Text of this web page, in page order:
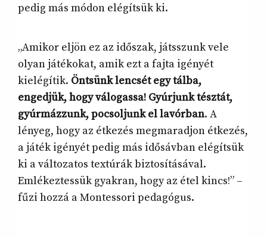
pedig más módon elégítsük ki.
„Amikor eljön ez az időszak, játsszunk vele
olyan játékokat, amik ezt a fajta igényét
kielégítik. Öntsünk lencsét egy tálba,
engedjük, hogy válogassa! Gyúrjunk tésztát,
gyúrmázzunk, pocsoljunk el lavórban. A
lényeg, hogy az étkezés megmaradjon étkezés,
a játék igényét pedig más idősávban elégítsük
ki a változatos textúrák biztosításával.
Emlékeztessük gyakran, hogy az étel kincs!” –
fűzi hozzá a Montessori pedagógus.